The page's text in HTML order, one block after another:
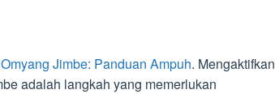
Jimbe: Panduan Ampuh. Mengaktifkan
adalah langkah yang memerlukan